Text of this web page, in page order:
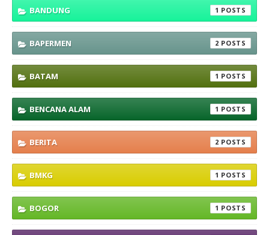
BANDUNG 1
BAPERMEN 2
BATAM 1
BENCANA ALAM 1
BERITA 2
BMKG 1
BOGOR 1